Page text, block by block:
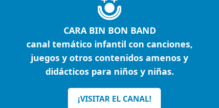
CARA BIN BON BAND
canal temático infantil con canciones,
juegos y otros contenidos amenos y
didácticos para niños y niñas.
¡VISITAR EL CANAL!